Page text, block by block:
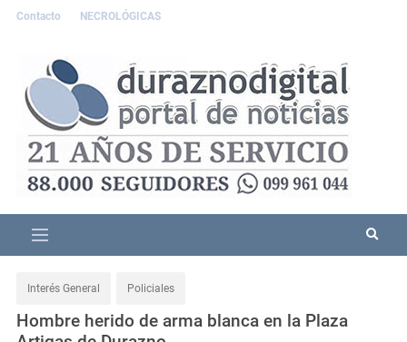
Contacto NECROLÓGICAS
Interés General Policiales
Hombre herido de arma blanca en la Plaza